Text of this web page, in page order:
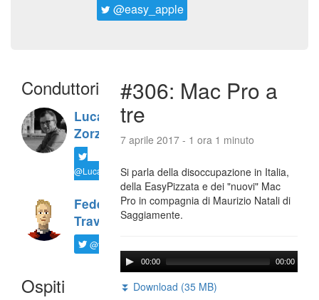
@easy_apple
Conduttori
Luca
Zorzi
@LucaTNT
Federico
Travaini
@ftrava
Ospiti
#306: Mac Pro a
tre
7 aprile 2017 - 1 ora 1 minuto
Si parla della disoccupazione in Italia,
della EasyPizzata e dei "nuovi" Mac
Pro in compagnia di Maurizio Natali di
Saggiamente.
00:00 00:00
⏬ Download (35 MB)